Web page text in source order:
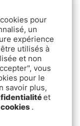
Black on
pour
un
expérience
utilisés à
et non
vous
pour le
savoir plus,
et
.